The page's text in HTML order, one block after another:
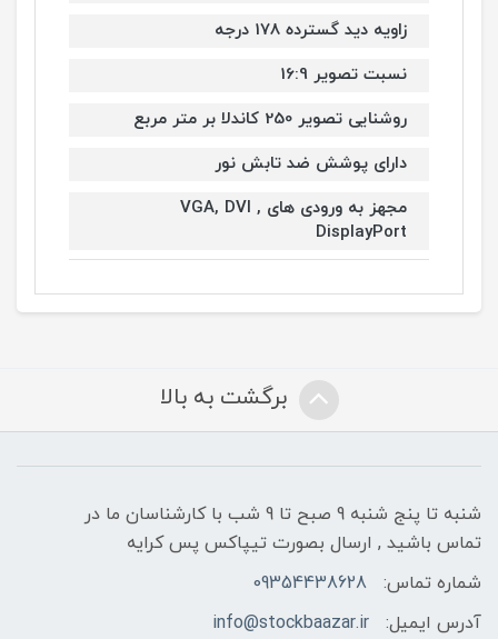
زاویه دید گسترده 178 درجه
نسبت تصویر 16:9
روشنایی تصویر 250 کاندلا بر متر مربع
دارای پوشش ضد تابش نور
مجهز به ورودی های VGA, DVI ,
DisplayPort
برگشت به بالا
شنبه تا پنج شنبه 9 صبح تا 9 شب با کارشناسان ما در
تماس باشید , ارسال بصورت تیپاکس پس کرایه
شماره تماس:
09354438628
آدرس ایمیل:
info@stockbaazar.ir